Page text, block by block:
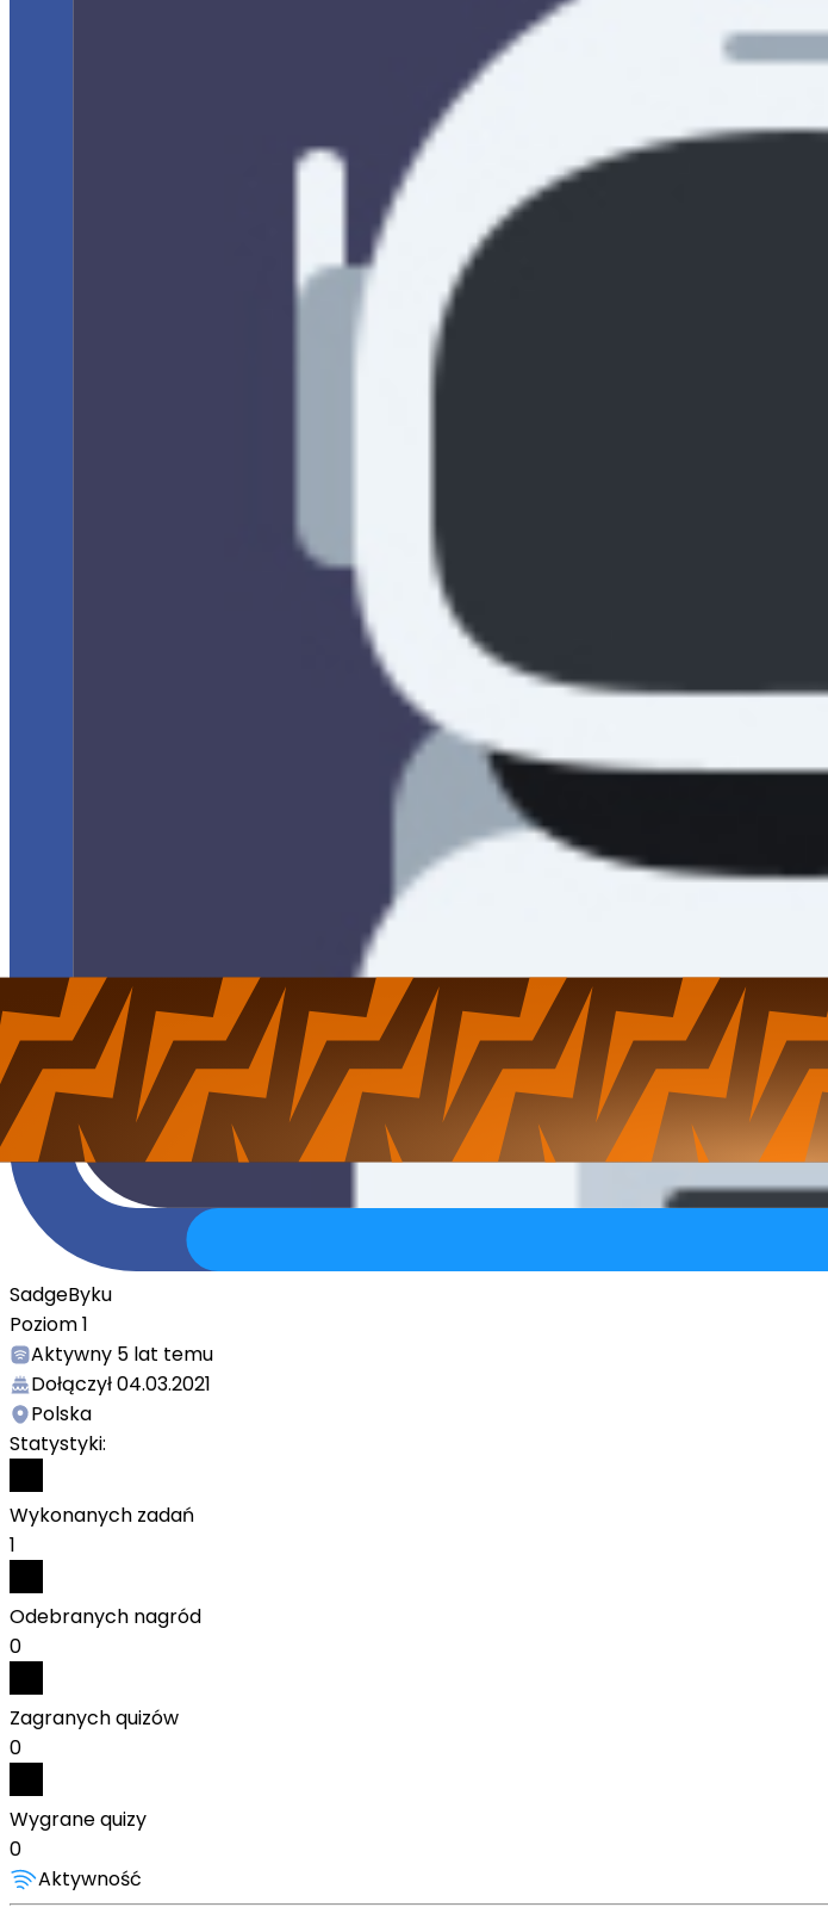
SadgeByku
Poziom1
Aktywny 5 lat temu
Dołączył04.03.2021
Polska
Statystyki:
Wykonanych zadań
1
Odebranych nagród
0
Zagranych quizów
0
Wygrane quizy
0
Aktywność